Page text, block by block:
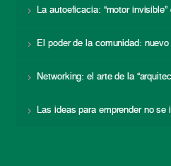
La autoeficacia: “motor invisible”
El poder de la comunidad:
Networking: el arte de la
Las ideas para emprender no se